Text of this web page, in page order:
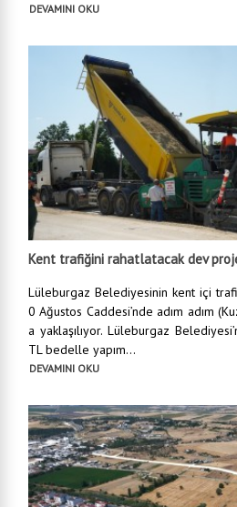
DEVAMINI OKU
Kent trafiğini rahatlatacak dev
Lüleburgaz Belediyesinin kent içi
0 Ağustos Caddesi’nde adım adım
a yaklaşılıyor. Lüleburgaz
TL bedelle yapım...
DEVAMINI OKU